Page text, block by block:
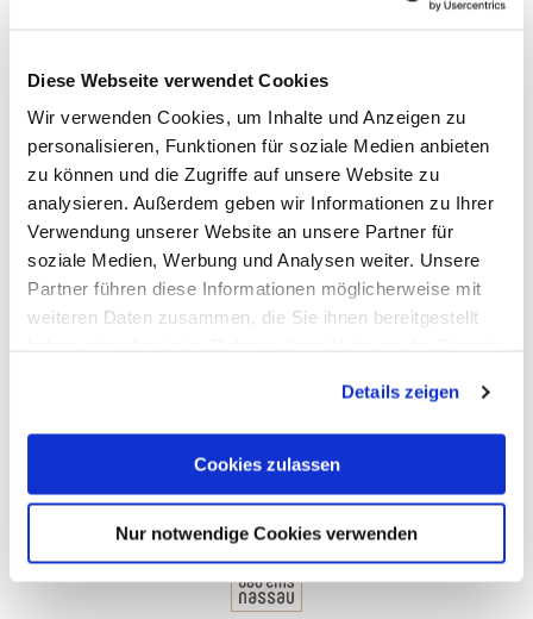
Diese Webseite verwendet Cookies
Wir verwenden Cookies, um Inhalte und Anzeigen zu
personalisieren, Funktionen für soziale Medien anbieten
zu können und die Zugriffe auf unsere Website zu
analysieren. Außerdem geben wir Informationen zu Ihrer
Verwendung unserer Website an unsere Partner für
soziale Medien, Werbung und Analysen weiter. Unsere
Partner führen diese Informationen möglicherweise mit
weiteren Daten zusammen, die Sie ihnen bereitgestellt
Cookies, wenn Sie unsere Webseite weiterhin nutzen.
Details zeigen
Cookies zulassen
Nur notwendige Cookies verwenden
(Bus)Parkeerplaats Silberau Eiland (gratis)
Bad Ems